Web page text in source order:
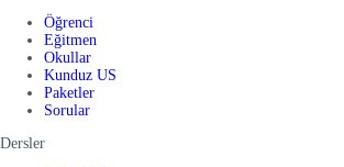
Öğrenci
Eğitmen
Okullar
Kunduz US
Paketler
Sorular
Dersler